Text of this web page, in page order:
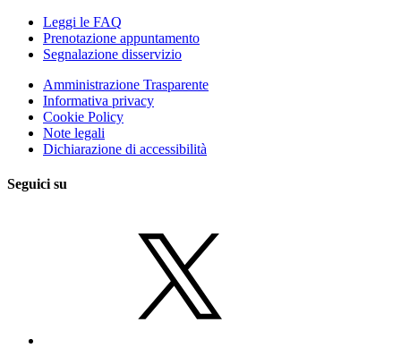
Leggi le FAQ
Prenotazione appuntamento
Segnalazione disservizio
Amministrazione Trasparente
Informativa privacy
Cookie Policy
Note legali
Dichiarazione di accessibilità
Seguici su